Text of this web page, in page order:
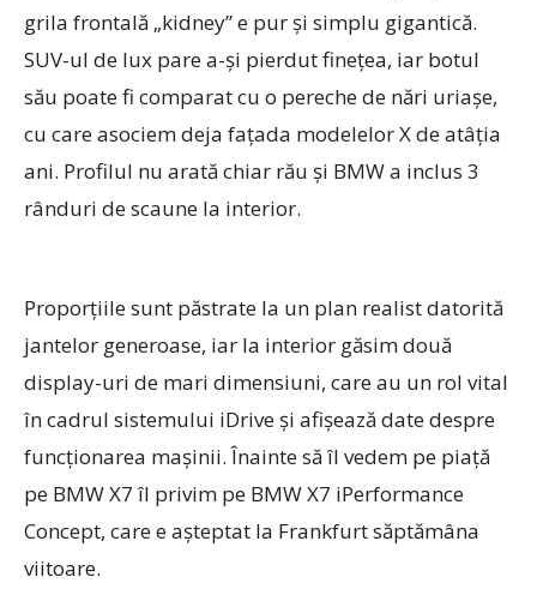
grila frontală „kidney” e pur şi simplu gigantică.
SUV-ul de lux pare a-şi pierdut fineţea, iar botul
său poate fi comparat cu o pereche de nări uriaşe,
cu care asociem deja faţada modelelor X de atâţia
ani. Profilul nu arată chiar rău şi BMW a inclus 3
rânduri de scaune la interior.
Proporţiile sunt păstrate la un plan realist datorită
jantelor generoase, iar la interior găsim două
display-uri de mari dimensiuni, care au un rol vital
în cadrul sistemului iDrive şi afişează date despre
funcţionarea maşinii. Înainte să îl vedem pe piaţă
pe BMW X7 îl privim pe BMW X7 iPerformance
Concept, care e aşteptat la Frankfurt săptămâna
viitoare.